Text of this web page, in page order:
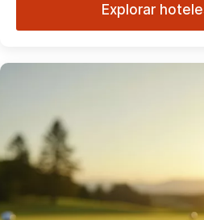
Explorar